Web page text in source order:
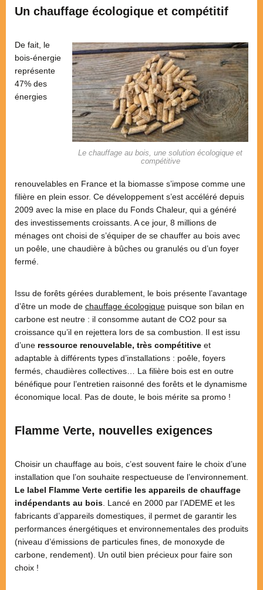
Un chauffage écologique et compétitif
Le chauffage au bois, une solution écologique et
compétitive
De fait, le
bois-énergie
représente
47% des
énergies
renouvelables en France et la biomasse s’impose comme une
filière en plein essor. Ce développement s’est accéléré depuis
2009 avec la mise en place du Fonds Chaleur, qui a généré
des investissements croissants. A ce jour, 8 millions de
ménages ont choisi de s’équiper de se chauffer au bois avec
un poêle, une chaudière à bûches ou granulés ou d’un foyer
fermé.
Issu de forêts gérées durablement, le bois présente l’avantage
d’être un mode de chauffage écologique puisque son bilan en
carbone est neutre : il consomme autant de CO2 pour sa
croissance qu’il en rejettera lors de sa combustion. Il est issu
d’une ressource renouvelable, très compétitive et
adaptable à différents types d’installations : poêle, foyers
fermés, chaudières collectives… La filière bois est en outre
bénéfique pour l’entretien raisonné des forêts et le dynamisme
économique local. Pas de doute, le bois mérite sa promo !
Flamme Verte, nouvelles exigences
Choisir un chauffage au bois, c’est souvent faire le choix d’une
installation que l’on souhaite respectueuse de l’environnement.
Le label Flamme Verte certifie les appareils de chauffage
indépendants au bois. Lancé en 2000 par l’ADEME et les
fabricants d’appareils domestiques, il permet de garantir les
performances énergétiques et environnementales des produits
(niveau d’émissions de particules fines, de monoxyde de
carbone, rendement). Un outil bien précieux pour faire son
choix !